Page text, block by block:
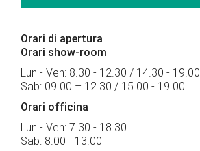
Orari di apertura
Orari show-room
Lun - Ven: 8.30 - 12.30 / 14.30 - 19.00
Sab: 09.00 – 12.30 / 15.00 - 19.00
Orari officina
Lun - Ven: 7.30 - 18.30
Sab: 8.00 - 13.00